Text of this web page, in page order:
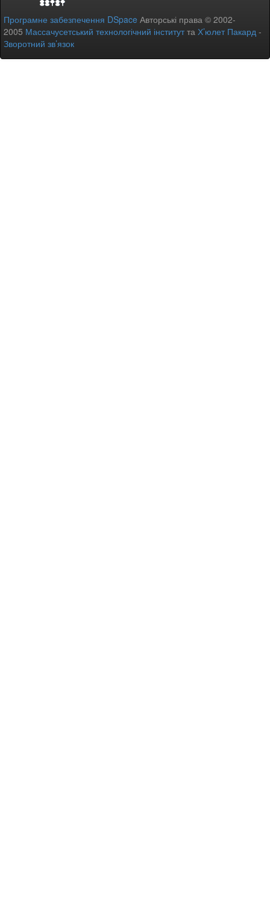
Програмне забезпечення DSpace Авторські права © 2002-
2005 Массачусетський технологічний інститутта Х’юлет Пакард -
Зворотний зв’язок